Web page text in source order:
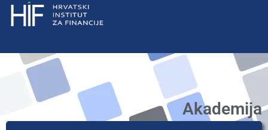
Akademija